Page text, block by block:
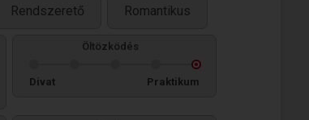
Rendszerető Romantikus
Öltözködés
Divat Praktikum